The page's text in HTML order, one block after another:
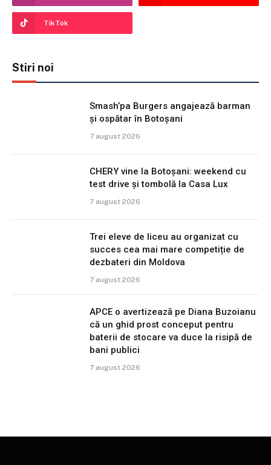
TikTok
Stiri noi
Smash’pa Burgers angajează barman
și ospătar în Botoșani
7 august 2026
CHERY vine la Botoșani: weekend cu
test drive și tombolă la Casa Lux
7 august 2026
Trei eleve de liceu au organizat cu
succes cea mai mare competiție de
dezbateri din Moldova
7 august 2026
APCE o avertizează pe Diana Buzoianu
că un ghid prost conceput pentru
baterii de stocare va duce la risipă de
bani publici
7 august 2026